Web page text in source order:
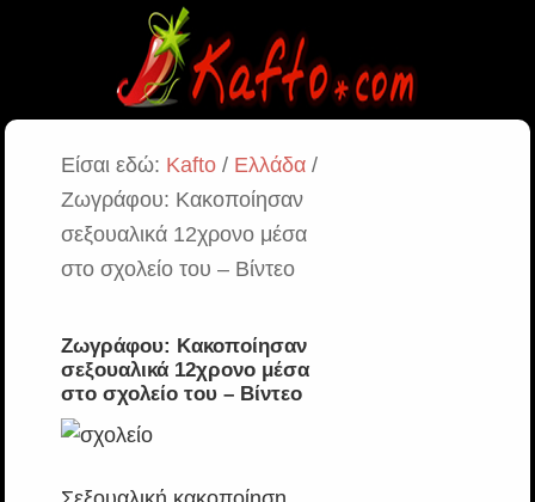
Είσαι εδώ: Kafto/ Ελλάδα/
Ζωγράφου: Κακοποίησαν
σεξουαλικά 12χρονο μέσα
στο σχολείο του – Βίντεο
Ζωγράφου: Κακοποίησαν
σεξουαλικά 12χρονο μέσα
στο σχολείο του – Βίντεο